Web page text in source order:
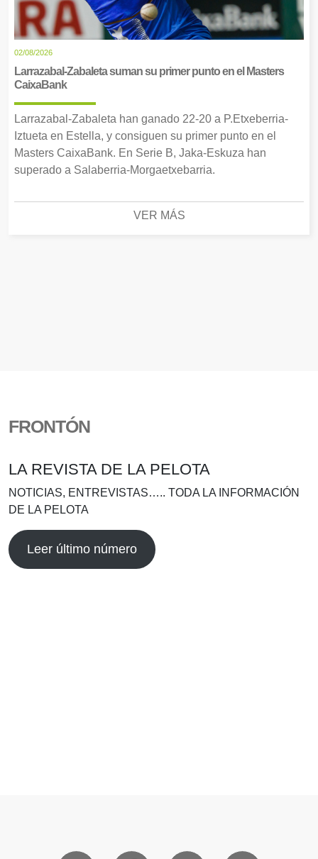
02/08/2026
Larrazabal-Zabaleta suman su primer punto en el Masters
CaixaBank
Larrazabal-Zabaleta han ganado 22-20 a P.Etxeberria-
Iztueta en Estella, y consiguen su primer punto en el
Masters CaixaBank. En Serie B, Jaka-Eskuza han
superado a Salaberria-Morgaetxebarria.
VER MÁS
FRONTÓN
LA REVISTA DE LA PELOTA
NOTICIAS, ENTREVISTAS….. TODA LA INFORMACIÓN
DE LA PELOTA
Leer último número